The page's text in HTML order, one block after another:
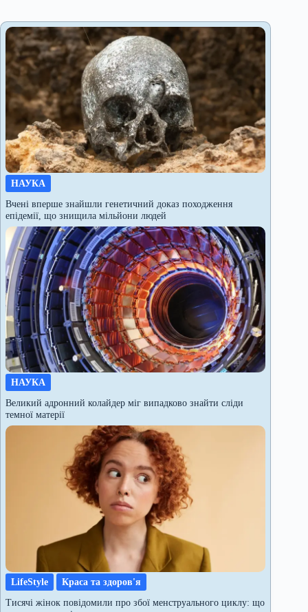
НАУКА
Вчені вперше знайшли генетичний доказ походження
епідемії, що знищила мільйони людей
НАУКА
Великий адронний колайдер міг випадково знайти сліди
темної матерії
LifeStyle
Краса та здоров'я
Тисячі жінок повідомили про збої менструального циклу: що